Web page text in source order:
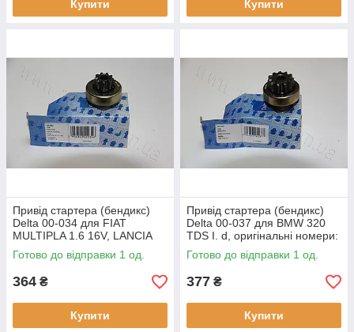
Купити Купити
Привід стартера (бендикс)
Delta 00-034 для FIAT
MULTIPLA 1.6 16V, LANCIA
LYBRA 1.6, оригінальні
номери: 85541750, 2225,
Готово до відправки 1 од.
364 ₴
Купити
Привід стартера (бендикс)
Delta 00-037 для BMW 320
TDS I. d, оригінальні номери:
85541300, 2153, 231899
Готово до відправки 1 од.
377 ₴
Купити